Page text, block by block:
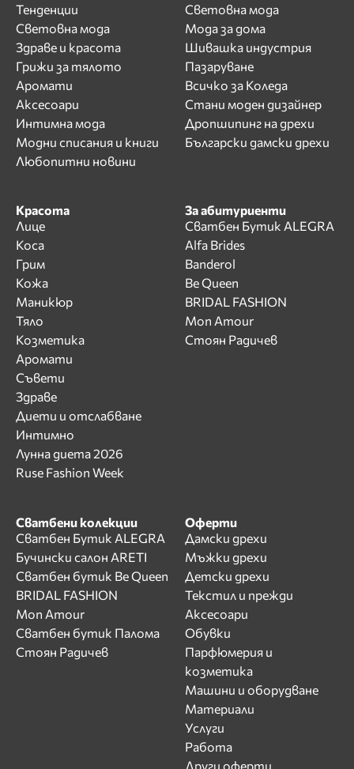
Тенденции
Световна мода
Здраве и красота
Грижи за тялото
Аромати
Аксесоари
Интимна мода
Модни списания и книги
Любопитни новини
Световна мода
Мода за дома
Шивашка индустрия
Пазаруване
Всичко за Коледа
Стани моден дизайнер
Дропшипинг на дрехи
Български дамски дрехи
Красота
Лице
Коса
Грим
Кожа
Маникюр
Тяло
Козметика
Аромати
Съвети
Здраве
Диети и отслабване
Интимно
Лунна диета 2026
Ruse Fashion Week
За абитуриенти
Сватбен Бутик ALEGRA
Alfa Brides
Banderol
Be Queen
BRIDAL FASHION
Mon Amour
Стоян Радичев
Сватбени колекции
Сватбен Бутик ALEGRA
Бучински салон ARETI
Сватбен бутик Be Queen
BRIDAL FASHION
Mon Amour
Сватбен бутик Палома
Стоян Радичев
Оферти
Дамски дрехи
Мъжки дрехи
Детски дрехи
Текстил и прежди
Аксесоари
Обувки
Парфюмерия и
козметика
Машини и оборудване
Материали
Услуги
Работа
Други оферти